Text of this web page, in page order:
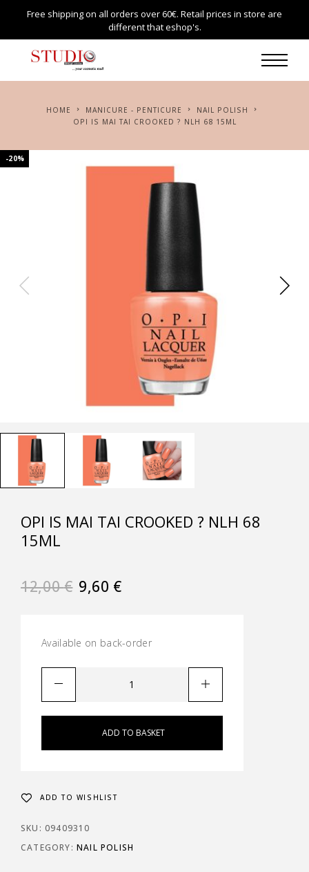
Free shipping on all orders over 60€. Retail prices in store are
different that eshop's.
HOME MANICURE - PENTICURE
NAIL POLISH
OPI IS MAI TAI CROOKED ? NLH 68 15ML
-20%
OPI IS MAI TAI CROOKED ? NLH 68
15ML
12,00€ 9,60 €
Available on back-order
ADD TO BASKET
ADD TO WISHLIST
SKU: 09409310
CATEGORY: NAIL POLISH